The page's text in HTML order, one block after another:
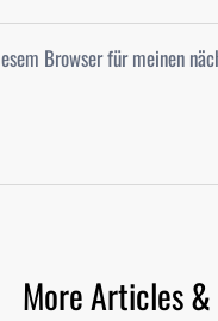
Browser für meinen
More Articles &